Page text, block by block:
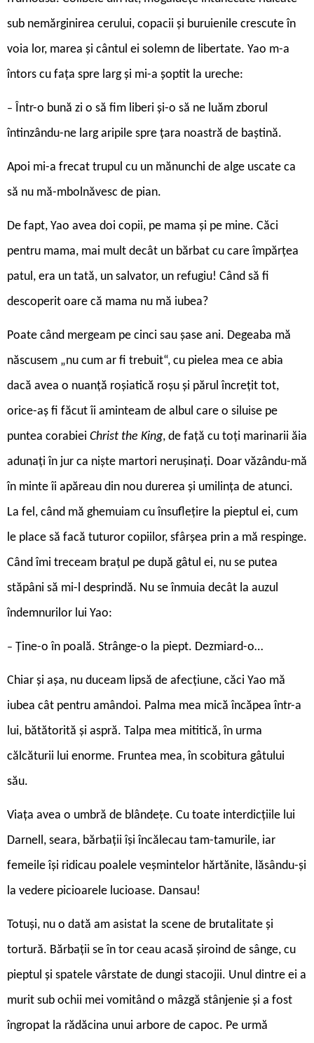
sub nemărginirea cerului, copacii și buruienile crescute în
voia lor, marea și cântul ei solemn de libertate. Yao m-a
întors cu faţa spre larg și mi-a șoptit la ureche:
–
Într-o bună zi o să fim liberi și-o să ne luăm zborul
întinzându-ne larg aripile spre țara noastră de baștină.
Apoi mi-a frecat trupul cu un mănunchi de alge uscate ca
să nu mă-mbolnăvesc de pian.
De fapt, Yao avea doi copii, pe mama și pe mine. Căci
pentru mama, mai mult decât un bărbat cu care împărțea
patul, era un tată, un salvator, un refugiu! Când să fi
descoperit oare că mama nu mă iubea?
Poate când mergeam pe cinci sau șase ani. Degeaba mă
născusem „nu cum ar fi trebuit“, cu pielea mea ce abia
dacă avea o nuanţă roşiatică roșu și părul încrețit tot,
orice-aș fi făcut îi aminteam de albul care o siluise pe
puntea corabiei Christ the King, de față cu toți marinarii ăia
adunați în jur ca niște martori nerușinați. Doar văzându-mă
în minte îi apăreau din nou durerea și umilința de atunci.
La fel, când mă ghemuiam cu însuflețire la pieptul ei, cum
le place să facă tuturor copiilor, sfârșea prin a mă respinge.
Când îmi treceam brațul pe după gâtul ei, nu se putea
stăpâni să mi-l desprindă. Nu se înmuia decât la auzul
îndemnurilor lui Yao:
– Ţine-o în poală. Strânge-o la piept. Dezmiard-o…
Chiar și așa, nu duceam lipsă de afecțiune, căci Yao mă
iubea cât pentru amândoi. Palma mea mică încăpea într-a
lui, bătătorită și aspră. Talpa mea mititică, în urma
călcăturii lui enorme. Fruntea mea, în scobitura gâtului
său.
Viața avea o umbră de blândețe. Cu toate interdicțiile lui
Darnell, seara, bărbații își încălecau tam-tamurile, iar
femeile își ridicau poalele veșmintelor hărtănite, lăsându-și
la vedere picioarele lucioase. Dansau!
Totuși, nu o dată am asistat la scene de brutalitate și
tortură. Bărbații se în ­tor ceau acasă șiroind de sânge, cu
pieptul și spatele vârstate de dungi stacojii. Unul dintre ei a
murit sub ochii mei vomitând o mâzgă stânjenie și a fost
îngropat la rădăcina unui arbore de capoc. Pe urmă